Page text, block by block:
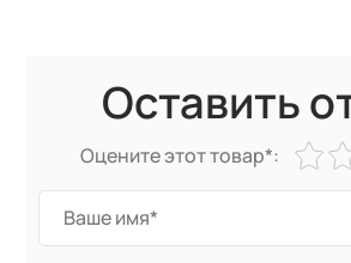
Оставить
Оцените этот товар*: